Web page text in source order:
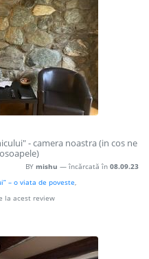
- camera noastra (in cos ne
BY mishu — încărcată în 08.09.23
– o viata de poveste,
la acest review